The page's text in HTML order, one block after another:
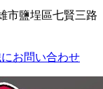
市鹽埕區七賢三路
お問い合わせ